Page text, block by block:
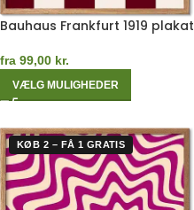
Bauhaus Frankfurt 1919 plakat
fra 99,00 kr.
VÆLG MULIGHEDER
KØB 2 – FÅ 1 GRATIS